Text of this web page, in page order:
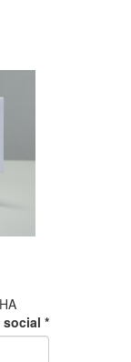
social *